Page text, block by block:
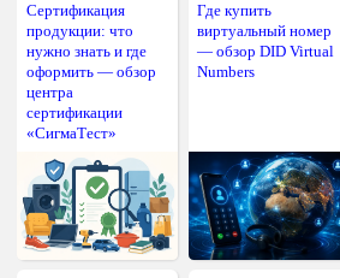
Сертификация
продукции: что
нужно знать и где
оформить — обзор
центра
сертификации
«СигмаТест»
Где купить
виртуальный номер
— обзор DID Virtual
Numbers